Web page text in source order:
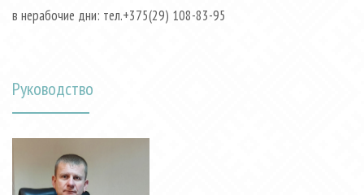
в нерабочие дни: тел.+375(29) 108-83-95
Руководство